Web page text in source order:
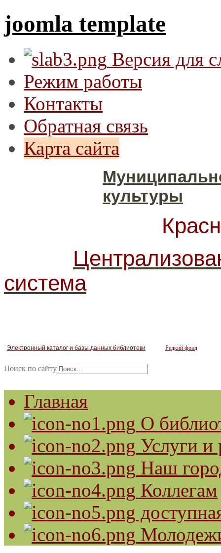
joomla template
Версия для
Режим работы
Контакты
Обратная связь
Карта сайта
культуры
система
Электронный каталог и базы данных библиотеки Редкий фонд
Поиск по сайту
Главная
О
Услуги и
Наш
Коллегам